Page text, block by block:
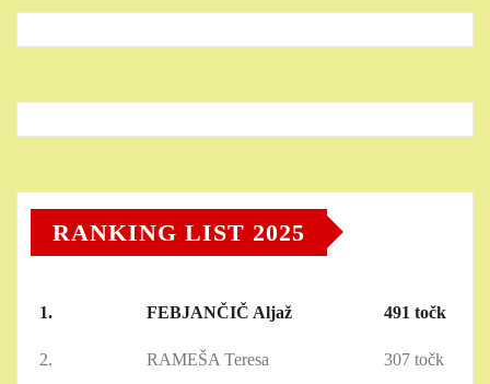
RANKING LIST 2025
1. FEBJANČIČ Aljaž 491 točk
2. RAMEŠA Teresa 307 točk